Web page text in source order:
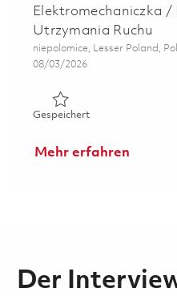
Elektromechaniczka /
Utrzymania Ruchu
Ort
niepolomice, Lesser Poland,
Posted Date
08/03/2026
GespeichertGespeichert
Mehr erfahren
Der